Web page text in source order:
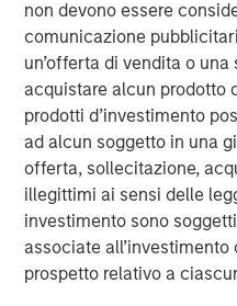
non devono essere
comunicazione
un’offerta di vendita o
acquistare alcun prodotto
prodotti d’investimento
ad alcun soggetto in una
offerta, sollecitazione,
illegittimi ai sensi delle
investimento sono
associate
prospetto relativo a
retirement communities,
encompasses 40
development representing
management or in
Midwest and Western
Colorado we have 14
people. Offering
memory care,
those who taught the rest
About Morgan Stanley